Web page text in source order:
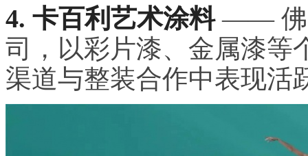
4. 卡百利艺术涂料—— 佛
司，以彩片漆、金属漆等
渠道与整装合作中表现活